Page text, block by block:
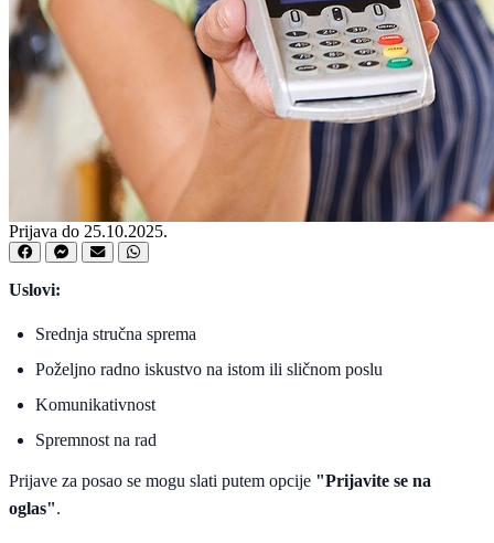
Prijava do 25.10.2025.
Uslovi:
Srednja stručna sprema
Poželjno radno iskustvo na istom ili sličnom poslu
Komunikativnost
Spremnost na rad
Prijave za posao se mogu slati putem opcije "Prijavite se na
oglas".